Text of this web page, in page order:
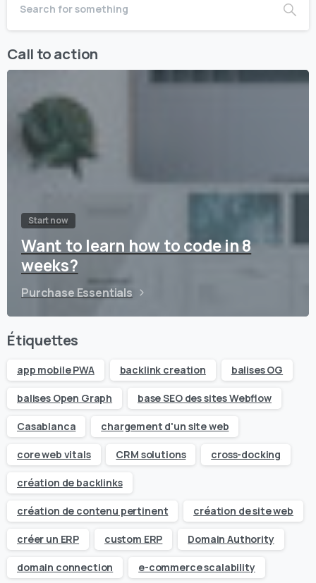
Call to action
Start now
Want to learn how to code in 8
weeks?
Purchase Essentials
Étiquettes
app mobile PWA backlink creation balises OG
balises Open Graph base SEO des sites Webflow
Casablanca chargement d'un site web
core web vitals CRM solutions cross-docking
création de backlinks
création de contenu pertinent création de site web
créer un ERP custom ERP Domain Authority
domain connection e-commerce scalability